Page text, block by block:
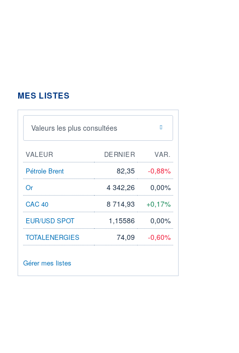
MES LISTES
Valeurs les plus consultées
VALEUR DERNIER
VAR.
Pétrole Brent
82,35 -0,88%
Or 4 342,26 0,00%
CAC 40 8 714,93 +0,17%
EUR/USD SPOT 1,15586 0,00%
TOTALENERGIES 74,09 -0,60%
Gérer mes listes